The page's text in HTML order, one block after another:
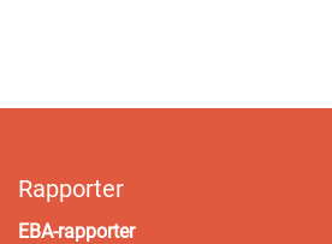
Rapporter
EBA-rapporter